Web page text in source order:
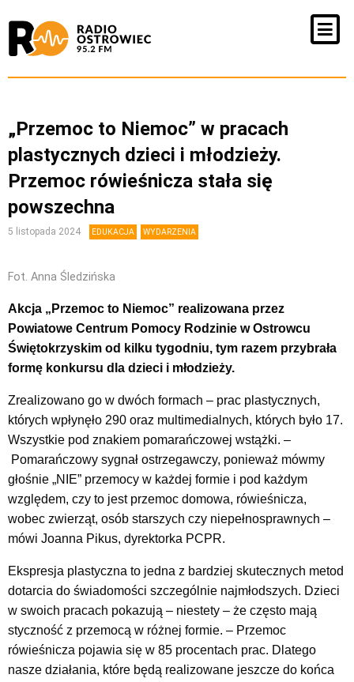
„Przemoc to Niemoc” w pracach
plastycznych dzieci i młodzieży.
Przemoc rówieśnicza stała się
powszechna
5 listopada 2024 EDUKACJA WYDARZENIA
Fot. Anna Śledzińska
Akcja „Przemoc to Niemoc” realizowana przez
Powiatowe Centrum Pomocy Rodzinie w Ostrowcu
Świętokrzyskim od kilku tygodniu, tym razem przybrała
formę konkursu dla dzieci i młodzieży.
Zrealizowano go w dwóch formach – prac plastycznych,
których wpłynęło 290 oraz multimedialnych, których było 17.
Wszystkie pod znakiem pomarańczowej wstążki. –
Pomarańczowy sygnał ostrzegawczy, ponieważ mówmy
głośnie „NIE” przemocy w każdej formie i pod każdym
względem, czy to jest przemoc domowa, rówieśnicza,
wobec zwierząt, osób starszych czy niepełnosprawnych –
mówi Joanna Pikus, dyrektorka PCPR.
Ekspresja plastyczna to jedna z bardziej skutecznych metod
dotarcia do świadomości szczególnie najmłodszych. Dzieci
w swoich pracach pokazują – niestety – że często mają
styczność z przemocą w różnej formie. – Przemoc
rówieśnicza pojawia się w 85 procentach prac. Dlatego
nasze działania, które będą realizowane jeszcze do końca